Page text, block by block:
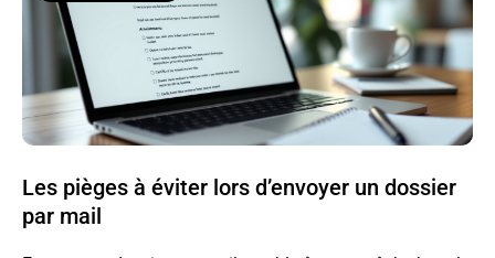
Les pièges à éviter lors d’envoyer un dossier
par mail